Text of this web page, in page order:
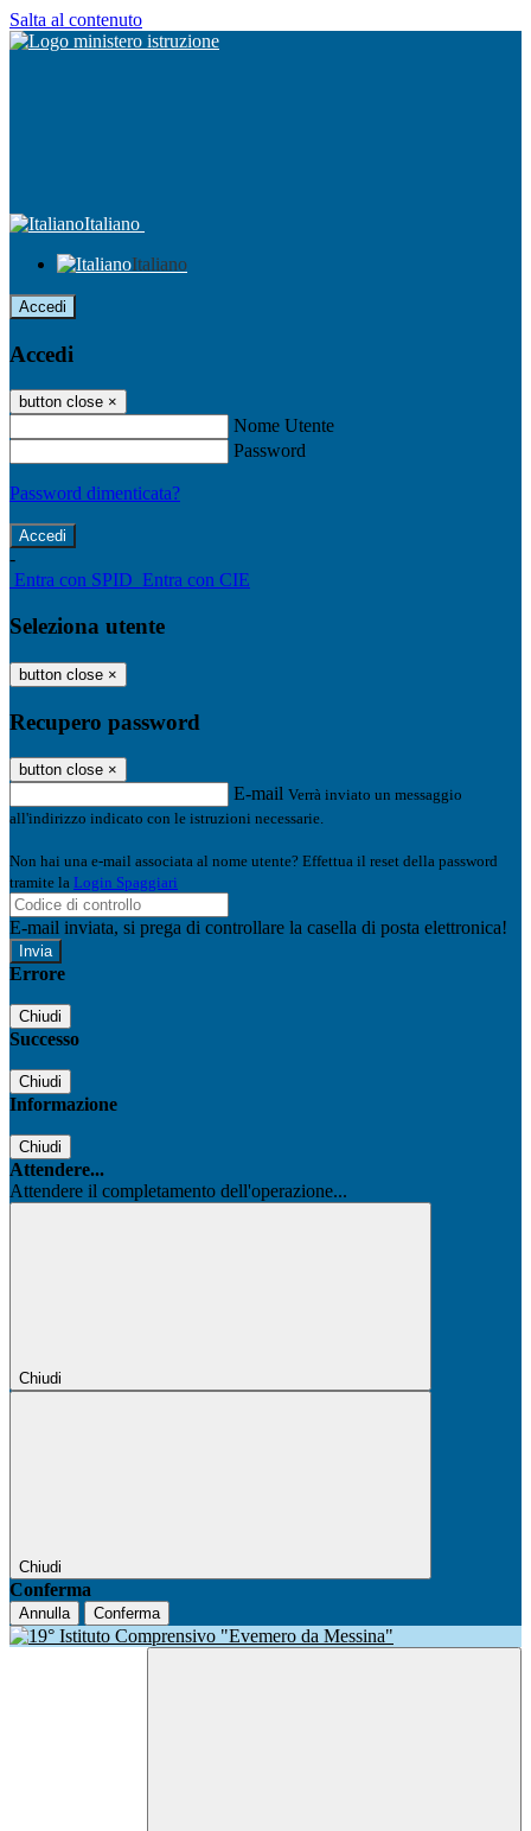
Salta al contenuto
Italiano
Italiano
Accedi
Accedi
button close ×
Nome Utente
Password
Password dimenticata?
-
Entra con SPID Entra con CIE
Seleziona utente
button close ×
Recupero password
button close ×
E-mail Verrà inviato un messaggio
all'indirizzo indicato con le istruzioni necessarie.
Non hai una e-mail associata al nome utente? Effettua il reset della password
tramite la Login Spaggiari
E-mail inviata, si prega di controllare la casella di posta elettronica!
Errore
Chiudi
Successo
Chiudi
Informazione
Chiudi
Attendere...
Attendere il completamento dell'operazione...
Chiudi
Chiudi
Conferma
Annulla Conferma